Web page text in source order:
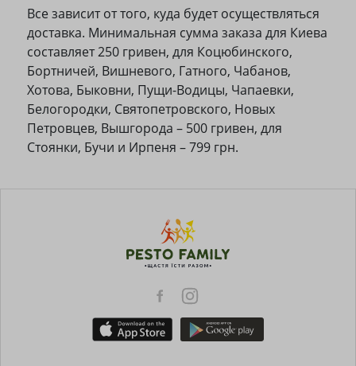
Все зависит от того, куда будет осуществляться
доставка. Минимальная сумма заказа для Киева
составляет 250 гривен, для Коцюбинского,
Бортничей, Вишневого, Гатного, Чабанов,
Хотова, Быковни, Пущи-Водицы, Чапаевки,
Белогородки, Святопетровского, Новых
Петровцев, Вышгорода – 500 гривен, для
Стоянки, Бучи и Ирпеня – 799 грн.